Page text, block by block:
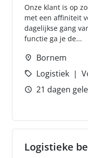
Onze klant is op
met een affiniteit
dagelijkse gang
functie ga je de...
Bornem
Logistiek
21 dagen
Logistieke